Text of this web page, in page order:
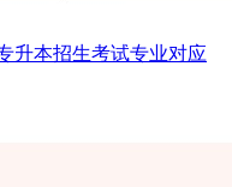
升本招生考试专业对应